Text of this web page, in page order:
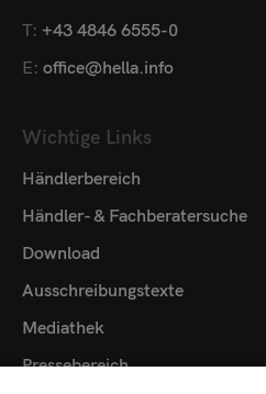
T: +43 4846 6555-0
E: office@hella.info
Wichtige Links
Händlerbereich
Händler- & Fachberatersuche
Download
Ausschreibungstexte
Mediathek
Pressebereich